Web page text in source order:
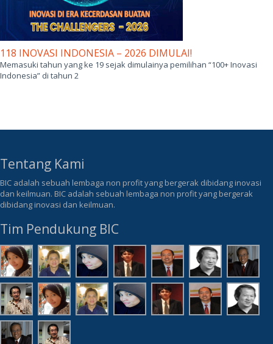
118 INOVASI INDONESIA – 2026 DIMULAI!
Memasuki tahun yang ke 19 sejak dimulainya pemilihan “100+ Inovasi
Indonesia” di tahun 2
Tentang Kami
BIC adalah sebuah lembaga non profit yang bergerak dibidang inovasi
dan keilmuan. BIC adalah sebuah lembaga non profit yang bergerak
dibidang inovasi dan keilmuan.
Tim Pendukung BIC